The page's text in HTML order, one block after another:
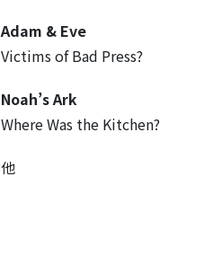
Adam & Eve
Victims of Bad Press?
Noah’s Ark
Where Was the Kitchen?
他